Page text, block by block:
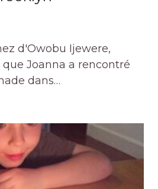
d'Owobu Ijewere,
Joanna a rencontré
dans…